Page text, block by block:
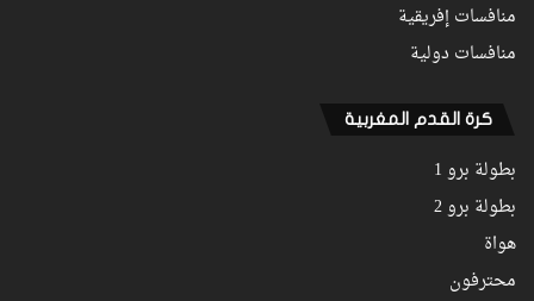
منافسات إفريقية
منافسات دولية
كرة القدم المغربية
بطولة برو 1
بطولة برو 2
هواة
محترفون